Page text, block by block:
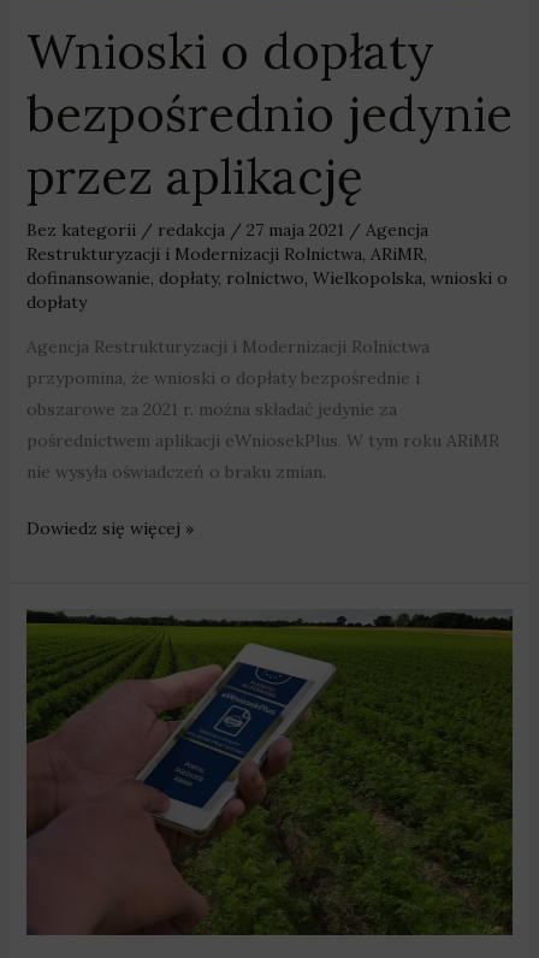
Wnioski o dopłaty
bezpośrednio jedynie
przez aplikację
Bez kategorii/ redakcja / 27 maja 2021 / Agencja
Restrukturyzacji i Modernizacji Rolnictwa, ARiMR,
dofinansowanie, dopłaty, rolnictwo, Wielkopolska, wnioski o
dopłaty
Agencja Restrukturyzacji i Modernizacji Rolnictwa
przypomina, że wnioski o dopłaty bezpośrednie i
obszarowe za 2021 r. można składać jedynie za
pośrednictwem aplikacji eWniosekPlus. W tym roku ARiMR
nie wysyła oświadczeń o braku zmian.
Dowiedz się więcej »
Wnioski
dopłaty
bezpośrednio
jedynie